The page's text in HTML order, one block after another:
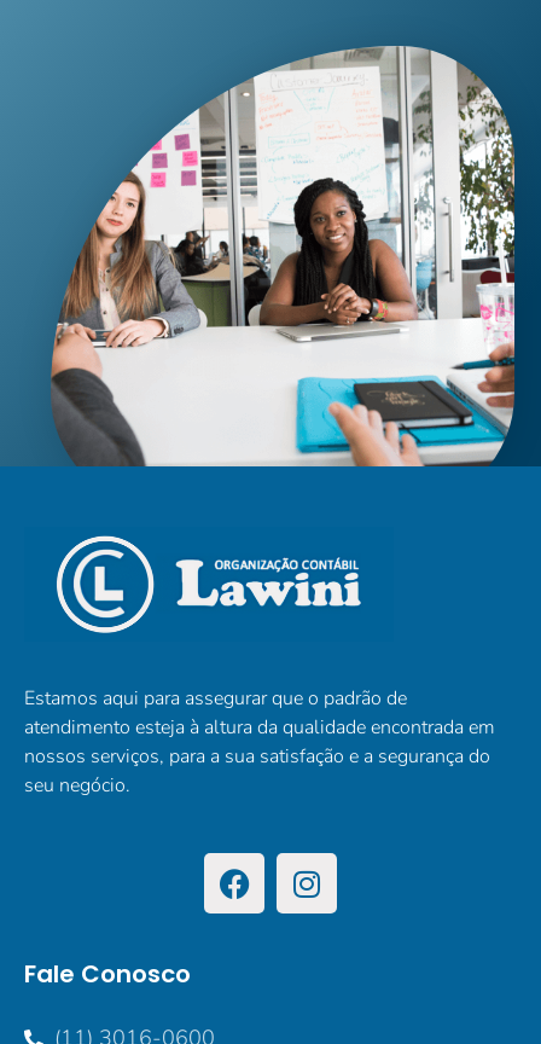
Estamos aqui para assegurar que o padrão de
atendimento esteja à altura da qualidade encontrada em
nossos serviços, para a sua satisfação e a segurança do
seu negócio.
Fale Conosco
(11) 3016-0600